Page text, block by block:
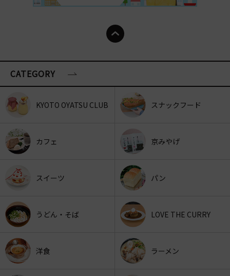
CATEGORY
KYOTO OYATSU CLUB スナックフード
カフェ 京みやげ
スイーツ パン
うどん・そば LOVE THE CURRY
洋食 ラーメン